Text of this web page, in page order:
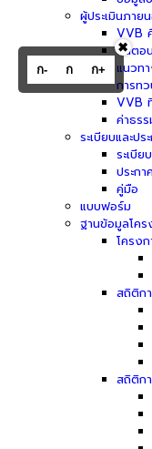
ผู้ประเมินภาย
VVB
ขั้นตอ
แนวท
การท
VVB
ค่าธร
ระเบียบและปร
ระเบียบ
ประกา
คู่มือ
แบบฟอร์ม
ฐานข้อมูลโคร
โครง
สถิติก
สถิติก
ก- ก ก+
✖